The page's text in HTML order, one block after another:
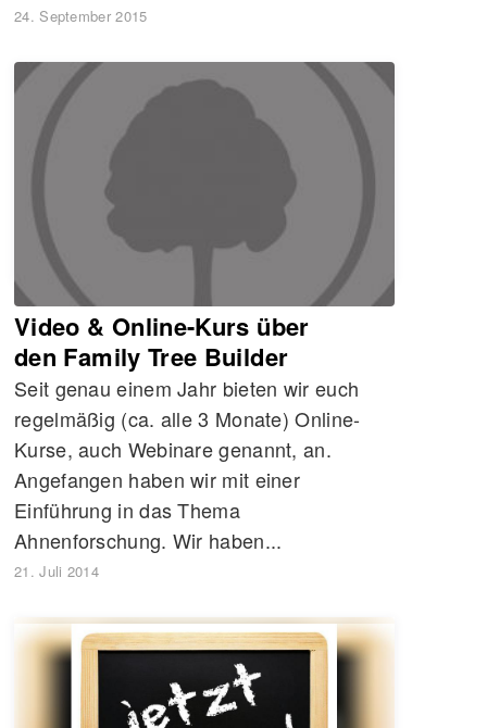
24. September 2015
EVENTS UND WEBINARE
Video & Online-Kurs über
den Family Tree Builder
Seit genau einem Jahr bieten wir euch
regelmäßig (ca. alle 3 Monate) Online-
Kurse, auch Webinare genannt, an.
Angefangen haben wir mit einer
Einführung in das Thema
Ahnenforschung. Wir haben...
21. Juli 2014